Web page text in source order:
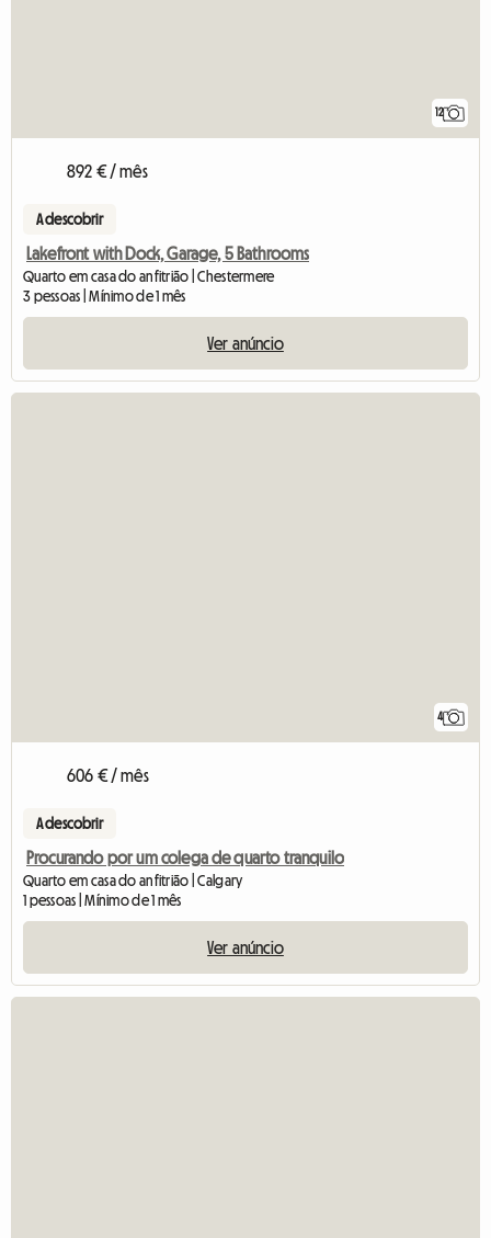
12
892 € / mês
A descobrir
Lakefront with Dock, Garage, 5 Bathrooms
Quarto em casa do anfitrião | Chestermere
3 pessoas | Mínimo de 1 mês
Ver anúncio
4
606 € / mês
A descobrir
Procurando por um colega de quarto tranquilo
Quarto em casa do anfitrião | Calgary
1 pessoas | Mínimo de 1 mês
Ver anúncio